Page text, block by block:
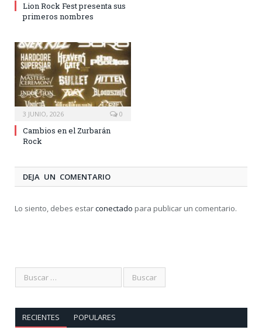
Lion Rock Fest presenta sus
primeros nombres
3 JUNIO, 2026 0
Cambios en el Zurbarán
Rock
DEJA UN COMENTARIO
Lo siento, debes estarconectado para publicar un comentario.
RECIENTES POPULARES